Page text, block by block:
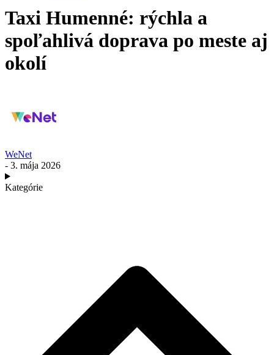
Taxi Humenné: rýchla a
spoľahlivá doprava po meste aj
okolí
WeNet
- 3. mája 2026
Kategórie